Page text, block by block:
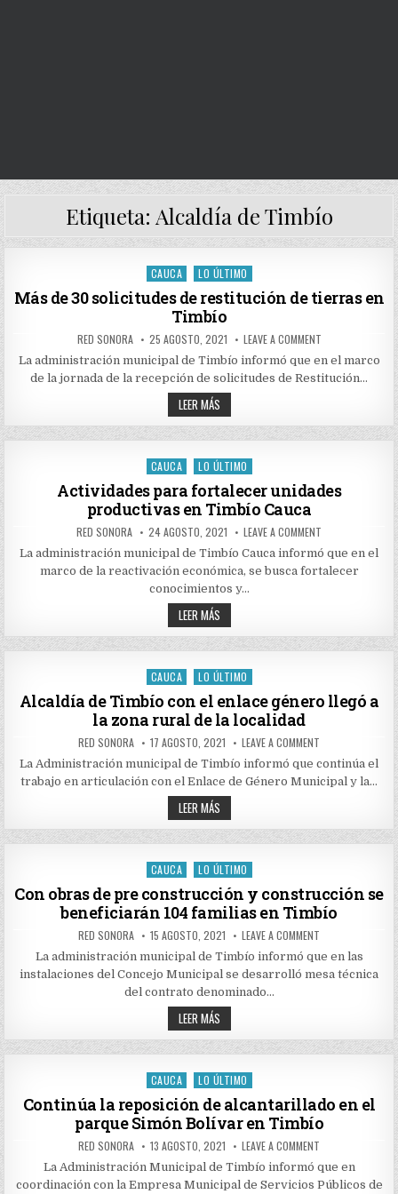
Etiqueta: Alcaldía de Timbío
Posted
in
CAUCA LO ÚLTIMO
Más de 30 solicitudes de restitución de tierras en
Timbío
AUTHOR:
RED SONORA PUBLISHED
DATE:
25 AGOSTO, 2021 LEAVE A COMMENTON
DE
30
SOLICITUDES
TIERRAS
TIMBÍO
La administración municipal de Timbío informó que en el marco
de la jornada de la recepción de solicitudes de Restitución…
LEER MÁSMÁS
DE
30
SOLICITUDES
RESTITUCIÓN
DE
TIERRAS
EN
TIMBÍO
Posted
CAUCA LO ÚLTIMO
Actividades para fortalecer unidades
productivas en Timbío Cauca
AUTHOR:
RED SONORA PUBLISHED
DATE:
24 AGOSTO, 2021 LEAVE A COMMENT
PARA
FORTALECER
UNIDADES
La administración municipal de Timbío Cauca informó que en el
marco de la reactivación económica, se busca fortalecer
conocimientos y…
LEER MÁSACTIVIDADES
PARA
FORTALECER
UNIDADES
EN
TIMBÍO
CAUCA
Posted
in
CAUCA LO ÚLTIMO
Alcaldía de Timbío con el enlace género llegó a
la zona rural de la localidad
AUTHOR:
RED SONORA PUBLISHED
DATE:
17 AGOSTO, 2021 LEAVE A COMMENT
DE
TIMBÍO
CON
LLEGÓ
LA
LA
LOCALIDAD
La Administración municipal de Timbío informó que continúa el
trabajo en articulación con el Enlace de Género Municipal y la…
LEER MÁSALCALDÍA
DE
TIMBÍO
CON
ENLACE
GÉNERO
LLEGÓ
A
LA
ZONA
RURAL
DE
LA
LOCALIDAD
Posted
CAUCA LO ÚLTIMO
Con obras de pre construcción y construcción se
beneficiarán 104 familias en Timbío
AUTHOR:
RED SONORA PUBLISHED
DATE:
15 AGOSTO, 2021 LEAVE A COMMENT
OBRAS
PRE
104
FAMILIAS
La administración municipal de Timbío informó que en las
instalaciones del Concejo Municipal se desarrolló mesa técnica
del contrato denominado…
LEER MÁSCON
OBRAS
DE
PRE
Y
CONSTRUCCIÓN
SE
BENEFICIARÁN
104
FAMILIAS
EN
TIMBÍO
Posted
CAUCA LO ÚLTIMO
Continúa la reposición de alcantarillado en el
parque Simón Bolívar en Timbío
AUTHOR:
RED SONORA PUBLISHED
DATE:
13 AGOSTO, 2021 LEAVE A COMMENT
LA
REPOSICIÓN
DE
La Administración Municipal de Timbío informó que en
coordinación con la Empresa Municipal de Servicios Públicos de